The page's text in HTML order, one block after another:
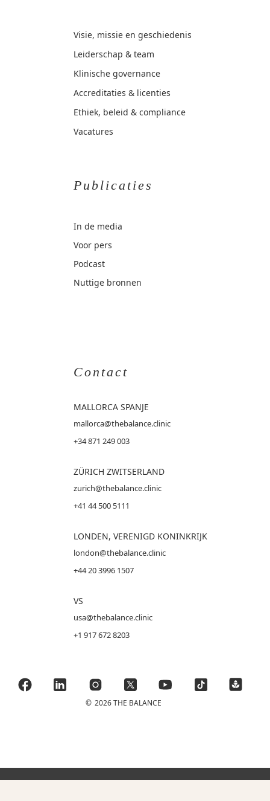
Visie, missie en geschiedenis
Leiderschap & team
Klinische governance
Accreditaties & licenties
Ethiek, beleid & compliance
Vacatures
Publicaties
In de media
Voor pers
Podcast
Nuttige bronnen
Contact
MALLORCA SPANJE
mallorca@thebalance.clinic
+34 871 249 003
ZÜRICH ZWITSERLAND
zurich@thebalance.clinic
+41 44 500 5111
LONDEN, VERENIGD KONINKRIJK
london@thebalance.clinic
+44 20 3996 1507
VS
usa@thebalance.clinic
+1 917 672 8203
© 2026 THE BALANCE